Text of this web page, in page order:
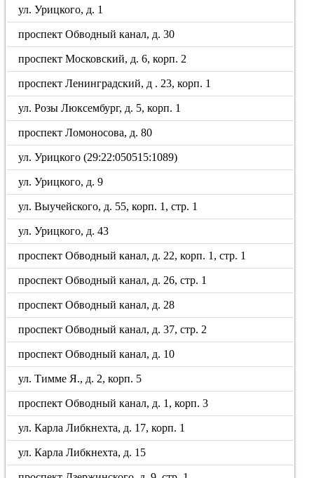
ул. Урицкого, д. 1
проспект Обводный канал, д. 30
проспект Московский, д. 6, корп. 2
проспект Ленинградский, д . 23, корп. 1
ул. Розы Люксембург, д. 5, корп. 1
проспект Ломоносова, д. 80
ул. Урицкого (29:22:050515:1089)
ул. Урицкого, д. 9
ул. Выучейского, д. 55, корп. 1, стр. 1
ул. Урицкого, д. 43
проспект Обводный канал, д. 22, корп. 1, стр. 1
проспект Обводный канал, д. 26, стр. 1
проспект Обводный канал, д. 28
проспект Обводный канал, д. 37, стр. 2
проспект Обводный канал, д. 10
ул. Тимме Я., д. 2, корп. 5
проспект Обводный канал, д. 1, корп. 3
ул. Карла Либкнехта, д. 17, корп. 1
ул. Карла Либкнехта, д. 15